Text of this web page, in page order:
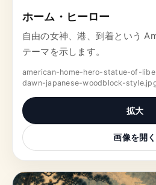
ホーム・ヒーロー
自由の女神、港、到着という
テーマを示します。
american-home-hero-statue-of-
dawn-japanese-woodblock-
拡大
画像を開く